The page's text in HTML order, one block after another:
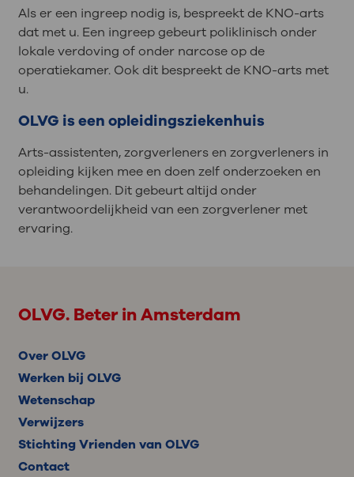
Als er een ingreep nodig is, bespreekt de KNO-arts
dat met u. Een ingreep gebeurt poliklinisch onder
lokale verdoving of onder narcose op de
operatiekamer. Ook dit bespreekt de KNO-arts met
u.
OLVG is een opleidingsziekenhuis
Arts-assistenten, zorgverleners en zorgverleners in
opleiding kijken mee en doen zelf onderzoeken en
behandelingen. Dit gebeurt altijd onder
verantwoordelijkheid van een zorgverlener met
ervaring.
OLVG. Beter in Amsterdam
Over OLVG
Werken bij OLVG
Wetenschap
Verwijzers
Stichting Vrienden van OLVG
Contact